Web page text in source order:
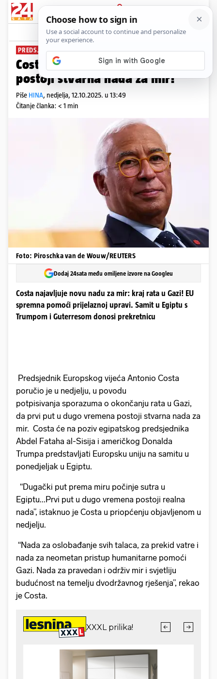
PRIJAVA
News Komentari
PREDSJEDNIK EUROPSKOG VIJEĆA
Costa: Prvi put u dugo vremena
postoji stvarna nada za mir!
Piše HINA, nedjelja, 12.10.2025. u 13:49
Čitanje članka: < 1 min
Foto: Piroschka van de Wouw/REUTERS
Dodaj 24sata među omiljene izvore na Googleu
Costa najavljuje novu nadu za mir: kraj rata u Gazi! EU
spremna pomoći prijelaznoj upravi. Samit u Egiptu s
Trumpom i Guterresom donosi prekretnicu
Predsjednik Europskog vijeća Antonio Costa
poručio je u nedjelju, u povodu
potpisivanja sporazuma o okončanju rata u Gazi,
da prvi put u dugo vremena postoji stvarna nada za
mir. Costa će na poziv egipatskog predsjednika
Abdel Fataha al-Sisija i američkog Donalda
Trumpa predstavljati Europsku uniju na samitu u
ponedjeljak u Egiptu.
“Dugački put prema miru počinje sutra u
Egiptu...Prvi put u dugo vremena postoji realna
nada”, istaknuo je Costa u priopćenju objavljenom u
nedjelju.
“Nada za oslobađanje svih talaca, za prekid vatre i
nada za neometan pristup humanitarne pomoći
Gazi. Nada za pravedan i održiv mir i svjetliju
budućnost na temelju dvodržavnog rješenja”, rekao
je Costa.